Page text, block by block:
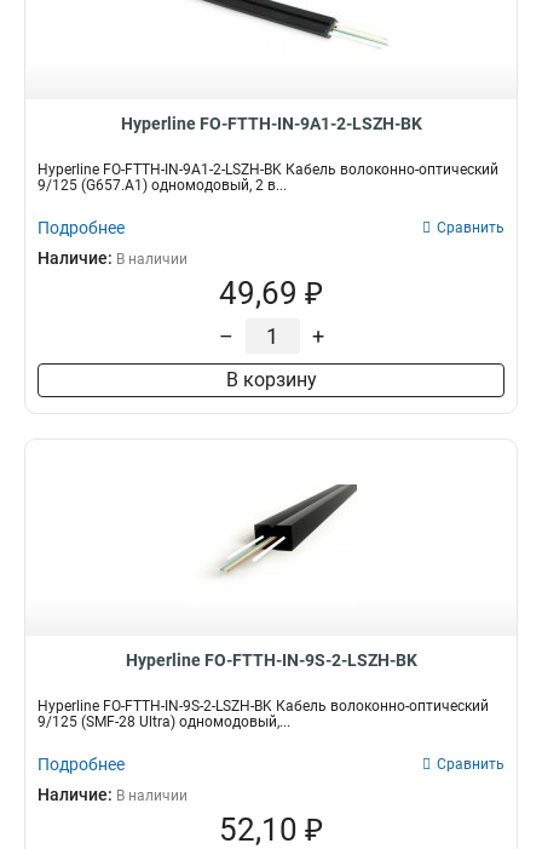
Hyperline FO-FTTH-IN-9A1-2-LSZH-BK
Hyperline FO-FTTH-IN-9A1-2-LSZH-BK Кабель волоконно-оптический
9/125 (G657.А1) одномодовый, 2 в...
Подробнее Сравнить
Наличие: В наличии
49,69 ₽
– +
В корзину
Hyperline FO-FTTH-IN-9S-2-LSZH-BK
Hyperline FO-FTTH-IN-9S-2-LSZH-BK Кабель волоконно-оптический
9/125 (SMF-28 Ultra) одномодовый,...
Подробнее Сравнить
Наличие: В наличии
52,10 ₽